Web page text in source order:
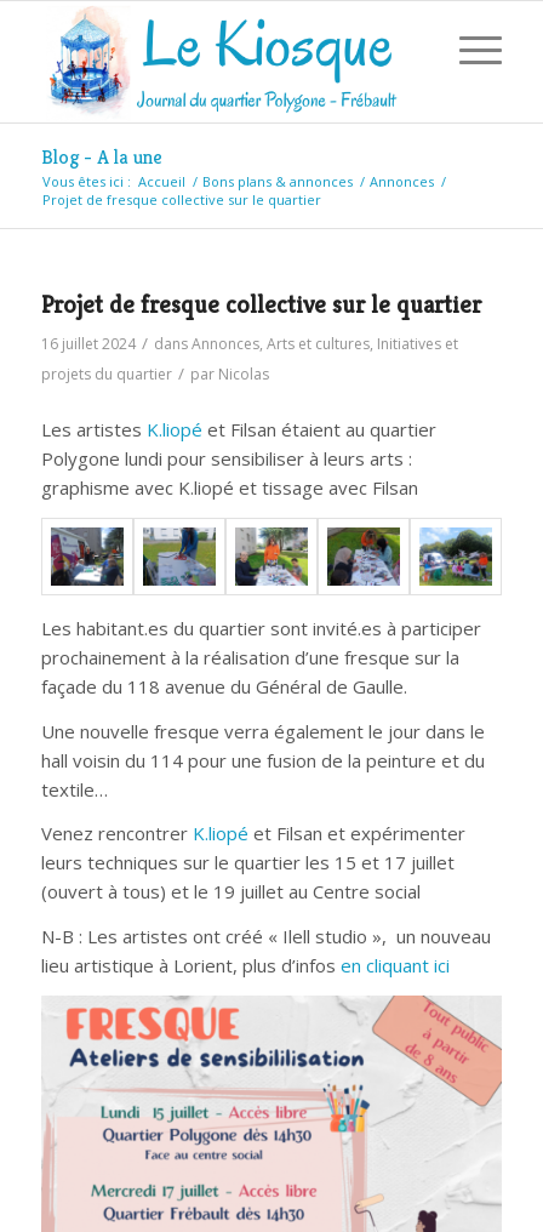
Blog - A la une
Vous êtes ici : Accueil / Bons plans & annonces / Annonces /
Projet de fresque collective sur le quartier
Projet de fresque collective sur le quartier
16 juillet 2024 / dansAnnonces, Arts et cultures, Initiatives et
projets du quartier / par Nicolas
Les artistes K.liopé et Filsan étaient au quartier
Polygone lundi pour sensibiliser à leurs arts :
graphisme avec K.liopé et tissage avec Filsan
Les habitant.es du quartier sont invité.es à participer
prochainement à la réalisation d’une fresque sur la
façade du 118 avenue du Général de Gaulle.
Une nouvelle fresque verra également le jour dans le
hall voisin du 114 pour une fusion de la peinture et du
textile…
Venez rencontrer K.liopé et Filsan et expérimenter
leurs techniques sur le quartier les 15 et 17 juillet
(ouvert à tous) et le 19 juillet au Centre social
N-B : Les artistes ont créé « Ilell studio », un nouveau
lieu artistique à Lorient, plus d’infos en cliquant ici